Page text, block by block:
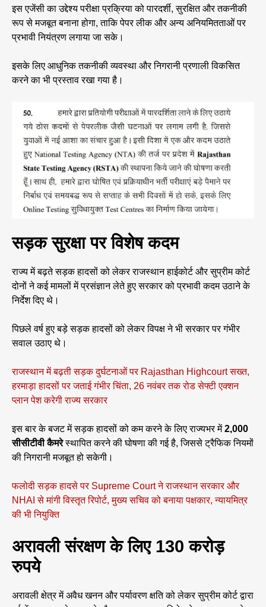
इस एजेंसी का उद्देश्य परीक्षा प्रक्रिया को पारदर्शी, सुरक्षित और तकनीकी
रूप से मजबूत बनाना होगा, ताकि पेपर लीक और अन्य अनियमितताओं पर
प्रभावी नियंत्रण लगाया जा सके।
इसके लिए आधुनिक तकनीकी व्यवस्था और निगरानी प्रणाली विकसित
करने का भी प्रस्ताव रखा गया है।
सड़क सुरक्षा पर विशेष कदम
राज्य में बढ़ते सड़क हादसों को लेकर राजस्थान हाईकोर्ट और सुप्रीम कोर्ट
दोनों ने कई मामलों में प्रसंज्ञान लेते हुए सरकार को प्रभावी कदम उठाने के
निर्देश दिए थे।
पिछले वर्ष हुए बड़े सड़क हादसों को लेकर विपक्ष ने भी सरकार पर गंभीर
सवाल उठाए थे।
राजस्थान में बढ़ती सड़क दुर्घटनाओं पर Rajasthan Highcourt सख्त,
हरमाड़ा हादसों पर जताई गंभीर चिंता, 26 नवंबर तक रोड सेफ्टी एक्शन
प्लान पेश करेगी राज्य सरकार
इस बार के बजट में सड़क हादसों को कम करने के लिए राज्यभर में2,000
सीसीटीवी कैमरेस्थापित करने की घोषणा की गई है, जिससे ट्रैफिक नियमों
की निगरानी मजबूत हो सकेगी।
फलोदी सड़क हादसे पर Supreme Court ने राजस्थान सरकार और
NHAI से मांगी विस्तृत रिपोर्ट, मुख्य सचिव को बनाया पक्षकार, न्यायमित्र
की भी नियुक्ति
अरावली संरक्षण के लिए 130 करोड़
रुपये
अरावली क्षेत्र में अवैध खनन और पर्यावरण क्षति को लेकर सुप्रीम कोर्ट द्वारा